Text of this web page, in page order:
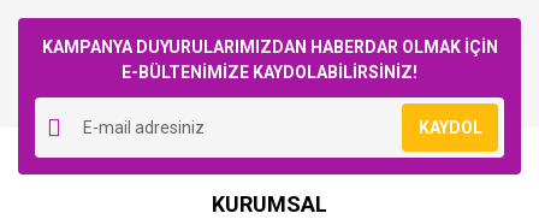
Yorum Yaz
KAMPANYA DUYURULARIMIZDAN HABERDAR OLMAK İÇİN
E-BÜLTENİMİZE KAYDOLABİLİRSİNİZ!
KAYDOL
KURUMSAL